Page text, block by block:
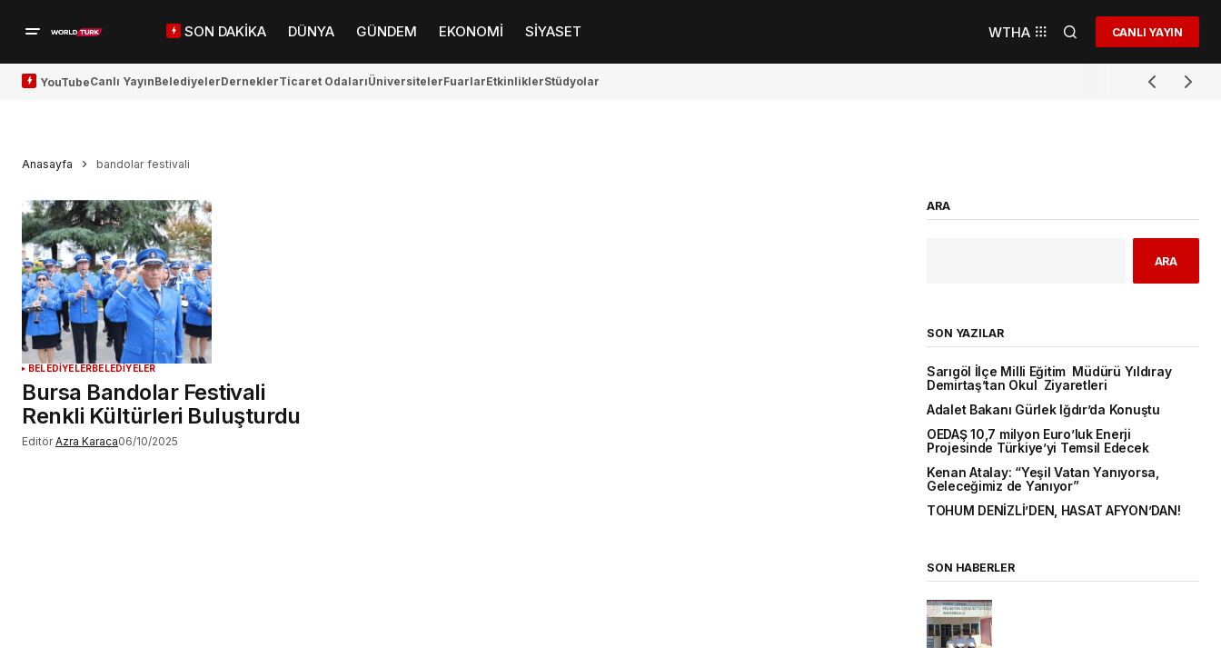
SON DAKİKA DÜNYA GÜNDEM EKONOMİ SİYASET WTHA CANLI YAYIN
YouTubeCanlı YayınBelediyelerDerneklerTicaret OdalarıÜniversitelerFuarlarEtkinliklerStüdyolar
Anasayfa bandolar festivali
BELEDİYELERBELEDİYELER
Bursa Bandolar Festivali
Renkli Kültürleri Buluşturdu
Editör Azra Karaca06/10/2025
ARA
ARA
SON YAZILAR
Sarıgöl İlçe Milli Eğitim Müdürü Yıldıray
Demirtaş’tan Okul Ziyaretleri
Adalet Bakanı Gürlek Iğdır’da Konuştu
OEDAŞ 10,7 milyon Euro’luk Enerji
Projesinde Türkiye’yi Temsil Edecek
Kenan Atalay: “Yeşil Vatan Yanıyorsa,
Geleceğimiz de Yanıyor”
TOHUM DENİZLİ’DEN, HASAT AFYON’DAN!
SON HABERLER